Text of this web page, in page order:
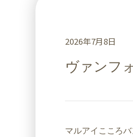
2026年7月8日
ヴァンフ
マルアイこころ